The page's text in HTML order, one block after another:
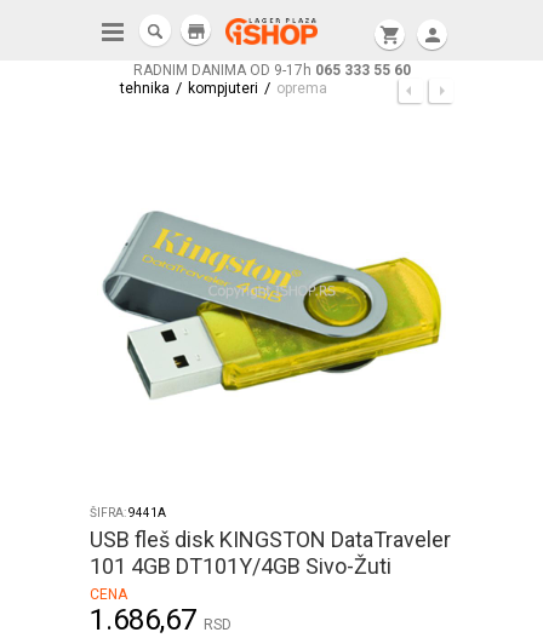
RADNIM DANIMA OD 9-17h 065 333 55 60
shopping_cart person
store
tehnika / kompjuteri / oprema
ŠIFRA:9441A
USB fleš disk KINGSTON DataTraveler
101 4GB DT101Y/4GB Sivo-Žuti
CENA
1.686,67 RSD